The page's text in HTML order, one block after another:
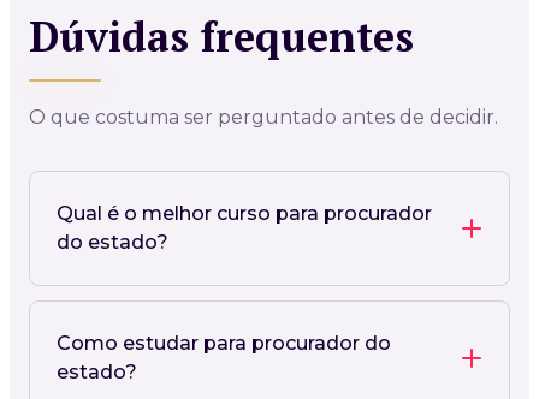
Dúvidas frequentes
O que costuma ser perguntado antes de decidir.
Qual é o melhor curso para procurador
do estado?
Como estudar para procurador do
estado?